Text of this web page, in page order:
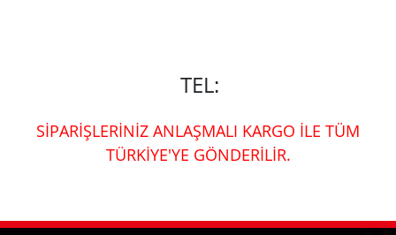
TEL:
SİPARİŞLERİNİZ ANLAŞMALI KARGO İLE TÜM
TÜRKİYE'YE GÖNDERİLİR.